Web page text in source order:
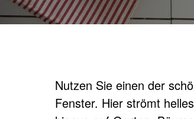
Nutzen Sie einen der
Fenster. Hier strömt
räumen lässt, wird Ihre